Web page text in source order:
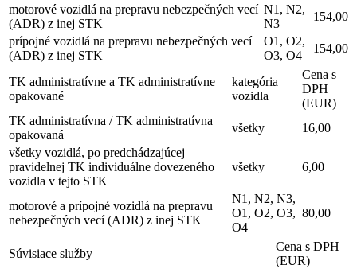
motorové vozidlá na prepravu nebezpečných vecí
(ADR) z inej STK
N1, N2,
N3
154,00
prípojné vozidlá na prepravu nebezpečných vecí
(ADR) z inej STK
O1, O2,
O3, O4
154,00
TK administratívne a TK administratívne
opakované
kategória
vozidla
Cena s
DPH
(EUR)
TK administratívna / TK administratívna
opakovaná
všetky
16,00
všetky vozidlá, po predchádzajúcej
pravidelnej TK individuálne dovezeného
vozidla v tejto STK
všetky 6,00
motorové a prípojné vozidlá na prepravu
nebezpečných vecí (ADR) z inej STK
N1, N2, N3,
O1, O2, O3,
O4
80,00
Súvisiace služby
Cena s DPH
(EUR)